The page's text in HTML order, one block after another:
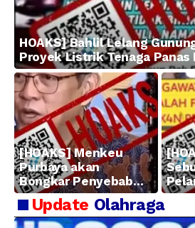
HOAKS] Bahlil Lelang
Proyek Listrik Tenaga Panas
[HOAKS] Menkeu
Purbaya akan
Bongkar Penyebab
Kerugian BUMN
Update Olahraga